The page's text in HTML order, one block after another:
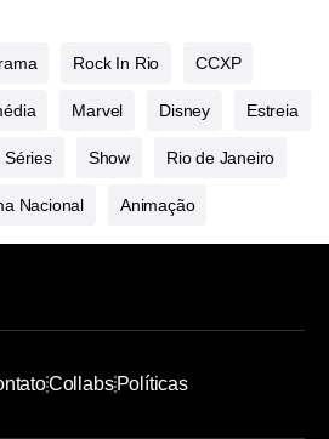
Rock In Rio CCXP
Marvel Disney Estreia
Séries Show Rio de Janeiro
Nacional Animação
CollabsPolíticas